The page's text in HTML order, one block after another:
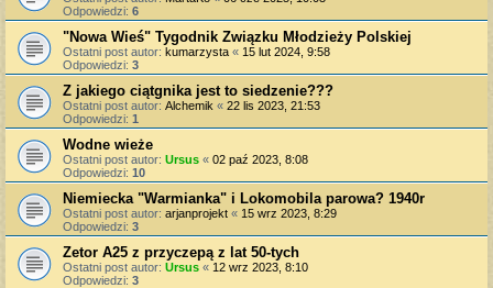
Odpowiedzi: 6
"Nowa Wieś" Tygodnik Związku Młodzieży Polskiej
Ostatni post autor: kumarzysta « 15 lut 2024, 9:58
Odpowiedzi: 3
Z jakiego ciątgnika jest to siedzenie???
Ostatni post autor: Alchemik « 22 lis 2023, 21:53
Odpowiedzi: 1
Wodne wieże
Ostatni post autor: Ursus « 02 paź 2023, 8:08
Odpowiedzi: 10
Niemiecka "Warmianka" i Lokomobila parowa? 1940r
Ostatni post autor: arjanprojekt « 15 wrz 2023, 8:29
Odpowiedzi: 3
Zetor A25 z przyczepą z lat 50-tych
Ostatni post autor: Ursus « 12 wrz 2023, 8:10
Odpowiedzi: 3